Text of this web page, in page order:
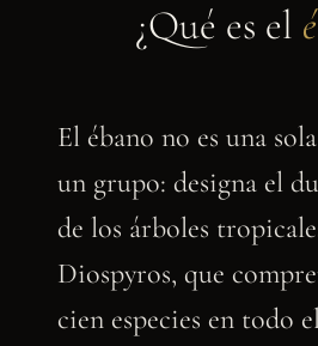
¿Qué es el
El ébano no es una
un grupo: designa el
de los árboles
Diospyros, que
cien especies en todo